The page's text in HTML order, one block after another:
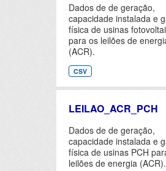
Dados de de geração,
capacidade instalada e
física de usinas
para os leilões de
(ACR).
CSV
LEILAO_ACR_PCH
Dados de de geração,
capacidade instalada e
física de usinas PCH
leilões de energia (ACR).